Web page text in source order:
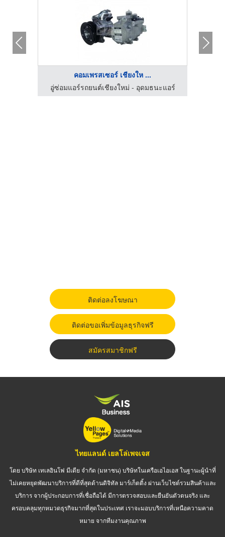
คอมเพรสเซอร์ เชียงให ...
อู่ซ่อมแอร์รถยนต์เชียงใหม่ - อุดมธนะแอร์
ติดต่อลงโฆษณา
ติดต่อขอเพิ่มข้อมูลธุรกิจฟรี
สมัครสมาชิกฟรี
ไทยแลนด์ เยลโล่เพจเจส
โดย บริษัท เทเลอินโฟ มีเดีย จำกัด (มหาชน) บริษัทในเครือเอไอเอส ในฐานะผู้นำที่
ไม่เคยหยุดพัฒนาบริการที่ดีที่สุดด้านดิจิทัล มาร์เก็ตติ้ง ผ่านเว็บไซต์รวมสินค้าและ
บริการ จากผู้ประกอบการที่เชื่อถือได้ มีการตรวจสอบและยืนยันตัวตนจริง และ
ครอบคลุมทุกหมวดธุรกิจมากที่สุดในประเทศ เราจะมอบบริการที่เหนือความคาด
หมาย จากทีมงานคุณภาพ